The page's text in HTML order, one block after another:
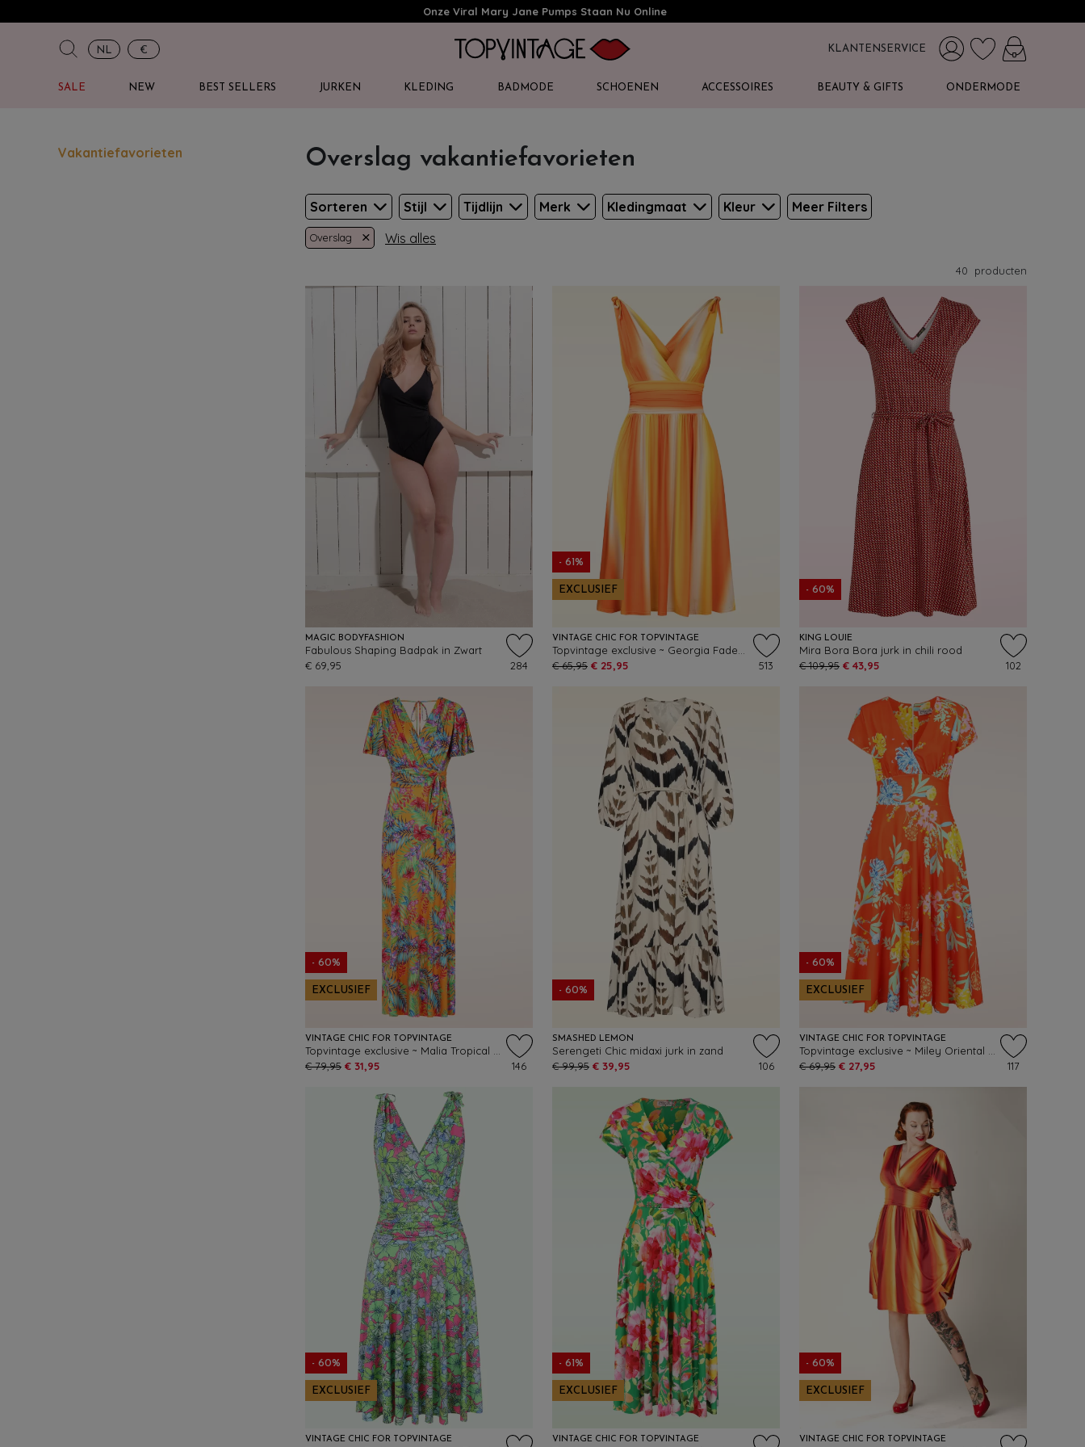
Onze Viral Mary Jane Pumps Staan Nu Online
NL € KLANTENSERVICE
SALE NEW BEST SELLERS JURKEN KLEDING BADMODE SCHOENEN ACCESSOIRES BEAUTY & GIFTS ONDERMODE
Vakantiefavorieten Overslag vakantiefavorieten
Sorteren Stijl Tijdlijn Merk Kledingmaat Kleur Meer Filters
Overslag × Wis alles
40 producten
MAGIC BODYFASHION
Fabulous Shaping Badpak in Zwart
€ 69,95
284
- 61%
EXCLUSIEF
VINTAGE CHIC FOR TOPVINTAGE
€ 65,95 € 25,95 513
- 60%
KING LOUIE
Mira Bora Bora jurk in chili rood
€ 109,95 € 43,95 102
- 60%
EXCLUSIEF
VINTAGE CHIC FOR TOPVINTAGE
€ 79,95 € 31,95 146
- 60%
SMASHED LEMON
Serengeti Chic midaxi jurk in zand
€ 99,95 € 39,95 106
- 60%
EXCLUSIEF
VINTAGE CHIC FOR TOPVINTAGE
€ 69,95 € 27,95 117
- 60%
EXCLUSIEF
VINTAGE CHIC FOR TOPVINTAGE
- 61%
EXCLUSIEF
VINTAGE CHIC FOR TOPVINTAGE
- 60%
EXCLUSIEF
VINTAGE CHIC FOR TOPVINTAGE